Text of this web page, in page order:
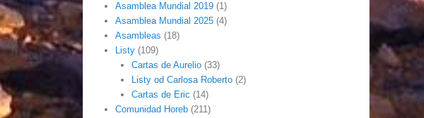
Asamblea Mundial 2019 (1)
Asamblea Mundial 2025 (4)
Asambleas (18)
Listy (109)
Cartas de Aurelio(33)
Listy od Carlosa Roberto(2)
Cartas de Eric (14)
Comunidad Horeb (211)